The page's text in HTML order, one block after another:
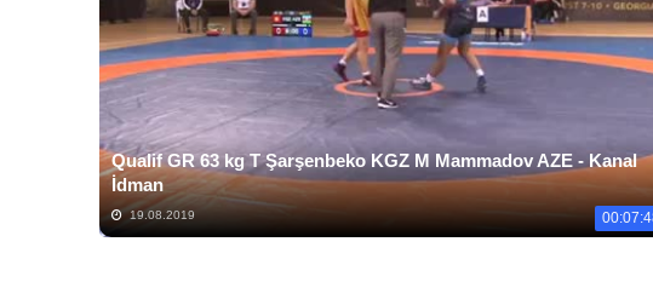
Qualif GR 63 kg T Şarşenbeko KGZ M Mammadov AZE - Kanal
İdman
19.08.2019